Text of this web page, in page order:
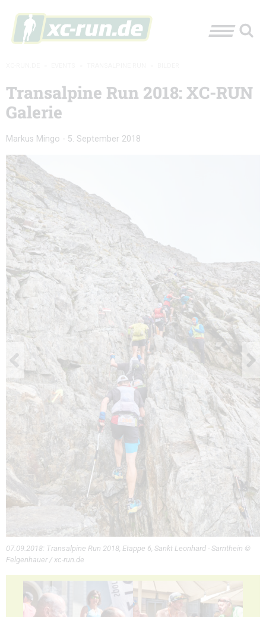
Transalpine Run 2018: XC-RUN
Galerie
Markus Mingo - 5. September 2018
07.09.2018: Transalpine Run 2018, Etappe 6, Sankt Leonhard - Sarnthein ©
Felgenhauer / xc-run.de